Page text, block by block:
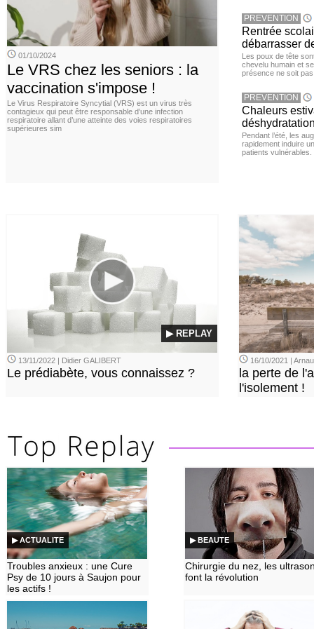
01/10/2024
Le VRS chez les seniors : la
vaccination s'impose !
Le Virus Respiratoire Syncytial (VRS) est un virus très
contagieux qui peut être responsable d’une infection
respiratoire allant d’une atteinte des voies respiratoires
supérieures sim
PREVENTION
Rentrée
débarrasser
Les poux de tête
chevelu humain et
présence ne soit
PREVENTION
Chaleurs
Pendant l’été, les
rapidement induire
patients
▶ REPLAY
13/11/2022 | Didier GALIBERT
Le prédiabète, vous connaissez ?
16/10/2021 |
la perte de
l'isolement !
▶ ACTUALITE
Troubles anxieux : une Cure
Psy de 10 jours à Saujon pour
les actifs !
▶ BEAUTE
Chirurgie du nez, les
font la révolution